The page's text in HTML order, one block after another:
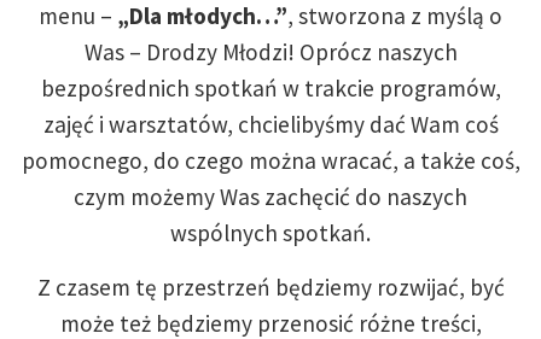
menu – „Dla młodych…”, stworzona z myślą o
Was – Drodzy Młodzi! Oprócz naszych
bezpośrednich spotkań w trakcie programów,
zajęć i warsztatów, chcielibyśmy dać Wam coś
pomocnego, do czego można wracać, a także coś,
czym możemy Was zachęcić do naszych
wspólnych spotkań.
Z czasem tę przestrzeń będziemy rozwijać, być
może też będziemy przenosić różne treści,